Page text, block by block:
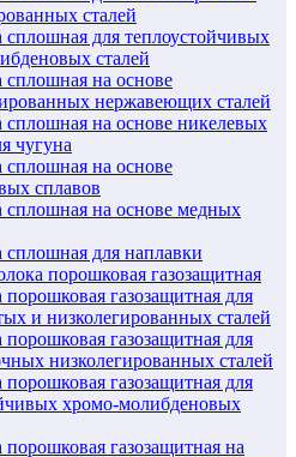
сталей
сплошная для теплоустойчивых
сталей
сплошная на основе
нержавеющих сталей
сплошная на основе никелевых
чугуна
сплошная на основе
сплавов
сплошная на основе медных
сплошная для наплавки
порошковая газозащитная
газозащитная для
и низколегированных сталей
газозащитная для
низколегированных сталей
газозащитная для
хромо-молибденовых
газозащитная на